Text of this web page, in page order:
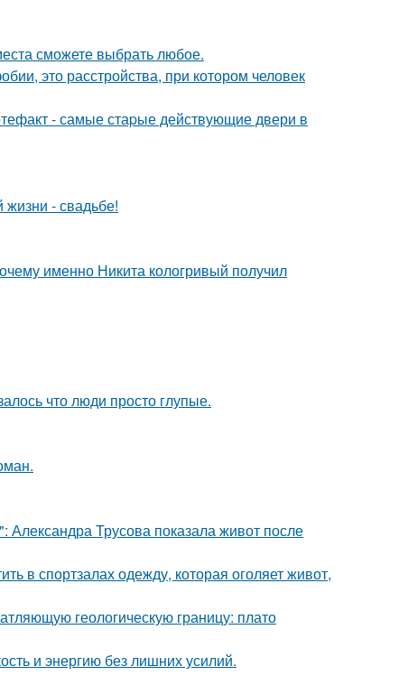
сможете выбрать любое.
это расстройства, при котором человек
- самые стаpые действующие двери в
жизни - свадьбе!
именно Никита кологривый получил
что люди просто глупые.
Трусова показала живот после
в спортзалах одежду, которая оголяет живот,
геологическую границу: плато
и энергию без лишних усилий.